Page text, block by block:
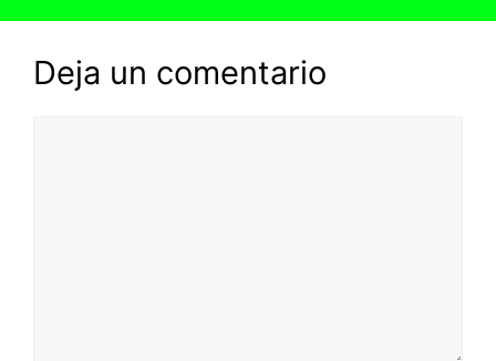
Deja un comentario